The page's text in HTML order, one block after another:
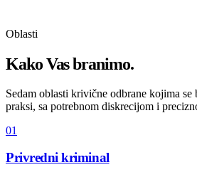
Oblasti
Kako Vas branimo.
Sedam oblasti krivične odbrane kojima
praksi, sa potrebnom diskrecijom i
01
Privredni kriminal